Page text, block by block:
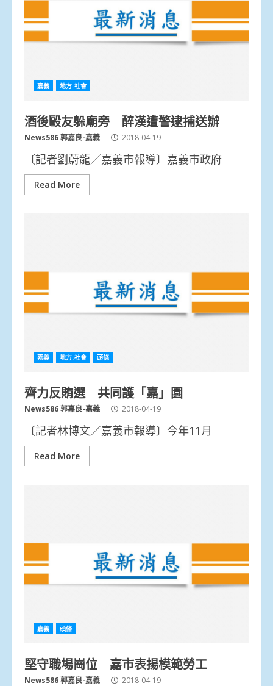
嘉義 地方.社會
酒後毆友躲廟旁 醉漢遭警逮捕送辦
News586 郭嘉良-嘉義 2018-04-19
〔記者劉蔚龍／嘉義市報導〕嘉義市政府
Read More
嘉義 地方.社會 頭條
齊力反賄選 共同護「嘉」園
News586 郭嘉良-嘉義 2018-04-19
〔記者林博文／嘉義市報導〕今年11月
Read More
嘉義 頭條
堅守職場崗位 嘉市表揚模範勞工
News586 郭嘉良-嘉義 2018-04-19